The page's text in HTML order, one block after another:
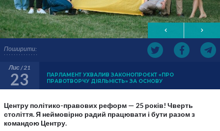
Поширити:
Лис / 21
23
ПАРЛАМЕНТ УХВАЛИВ ЗАКОНОПРОЄКТ «ПРО
ПРАВОТВОРЧУ ДІЯЛЬНІСТЬ» ЗА ОСНОВУ
Центру політико-правових реформ — 25 років! Чверть
століття. Я неймовірно радий працювати і бути разом з
командою Центру.